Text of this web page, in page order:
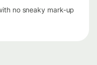
no sneaky mark-up